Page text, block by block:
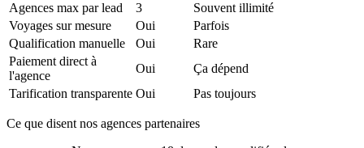
Agences max par lead
3
Souvent illimité
Voyages sur mesure
Oui
Parfois
Qualification manuelle
Oui
Rare
Paiement direct à
l'agence
Oui
Ça dépend
Tarification transparente Oui Pas toujours
Ce que disent nos agences partenaires